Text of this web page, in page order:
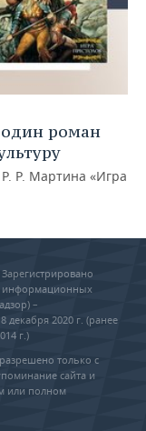
один роман
Р. Мартина «Игра
информационных
–
2020 г. (ранее
г.)
только с
сайта и
или полном